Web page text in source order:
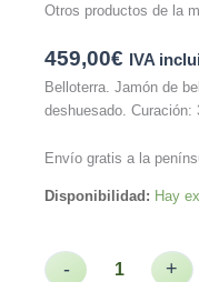
Otros productos de la
459,00€ IVA
Belloterra. Jamón de
deshuesado. Curación:
Envío gratis a la
Disponibilidad: Hay
- +